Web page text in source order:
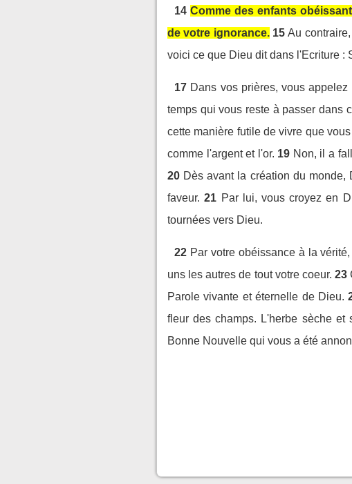
14 Comme des enfants
de votre ignorance. 15 Au
voici ce que Dieu dit dans l'Ecriture :
17 Dans vos prières, vous
temps qui vous reste à passer dans
cette manière futile de vivre que
comme l'argent et l'or. 19 Non, il a
20 Dès avant la création du
faveur. 21 Par lui, vous croyez en
tournées vers Dieu.
22 Par votre obéissance à la
uns les autres de tout votre coeur. 23
Parole vivante et éternelle de Dieu.
fleur des champs. L'herbe sèche et
Bonne Nouvelle qui vous a été